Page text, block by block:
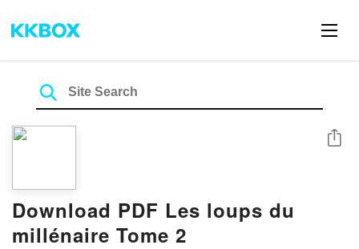
Download PDF Les loups du
millénaire Tome 2
Share